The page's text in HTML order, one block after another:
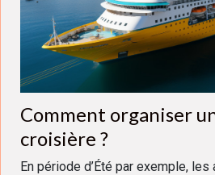
Comment organiser
croisière ?
En période d’Été par exemple,